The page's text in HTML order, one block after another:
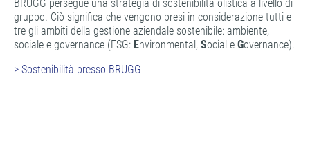
BRUGG persegue una strategia di sostenibilità olistica a livello di
gruppo. Ciò significa che vengono presi in considerazione tutti e
tre gli ambiti della gestione aziendale sostenibile: ambiente,
sociale e governance (ESG: Environmental, Social e Governance).
> Sostenibilità presso BRUGG